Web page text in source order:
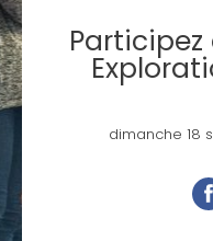
dimanche 18